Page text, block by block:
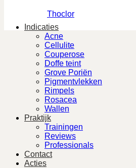
Thoclor
Indicaties
Acne
Cellulite
Couperose
Doffe teint
Grove Poriën
Pigmentvlekken
Rimpels
Rosacea
Wallen
Praktijk
Trainingen
Reviews
Professionals
Contact
Acties